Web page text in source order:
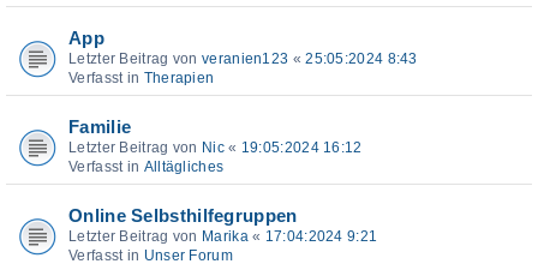
App
Letzter Beitrag von veranien123 «25:05:2024 8:43
Verfasst in Therapien
Familie
Letzter Beitrag von Nic« 19:05:2024 16:12
Verfasst in Alltägliches
Online Selbsthilfegruppen
Letzter Beitrag von Marika« 17:04:2024 9:21
Verfasst in Unser Forum